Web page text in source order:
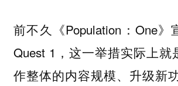
前不久《Population：One》
Quest 1，这一举措实际上就
作整体的内容规模、升级新